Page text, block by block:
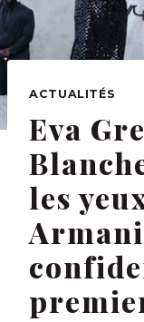
ACTUALITÉS
Eva
les